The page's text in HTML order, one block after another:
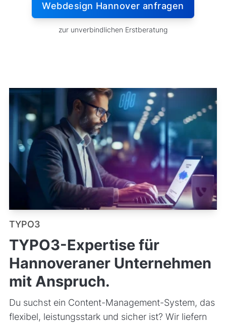
Webdesign Hannover anfragen
zur unverbindlichen Erstberatung
TYPO3
TYPO3-Expertise für
Hannoveraner Unternehmen
mit Anspruch.
Du suchst ein Content-Management-System, das
flexibel, leistungsstark und sicher ist? Wir liefern